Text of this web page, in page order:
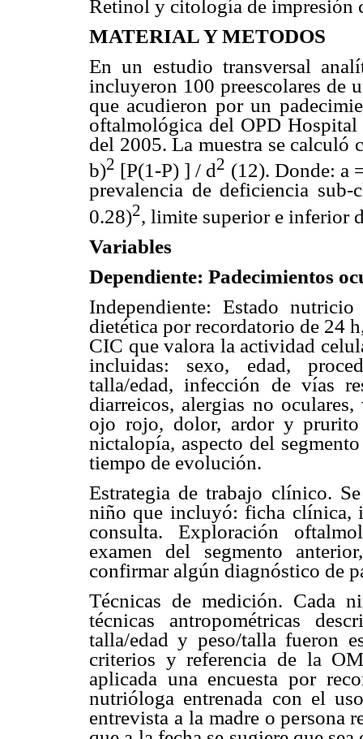
Retinol y citología de impresión
MATERIAL Y METODOS
En un estudio transversal
incluyeron 100 preescolares de
que acudieron por un
oftalmológica del OPD
del 2005. La muestra se
b)2 [P(1-P) ] / d2 (12). Donde: a
prevalencia de deficiencia
0.28)2, limite superior e inferior
Variables
Dependiente: Padecimientos
Independiente: Estado
dietética por recordatorio de 24
CIC que valora la actividad
incluidas: sexo, edad,
talla/edad, infección de vías
diarreicos, alergias no
ojo rojo, dolor, ardor y prurito
nictalopía, aspecto del
tiempo de evolución.
Estrategia de trabajo clínico.
niño que incluyó: ficha clínica,
consulta. Exploración
examen del segmento
confirmar algún diagnóstico de
Técnicas de medición. Cada
técnicas antropométricas
talla/edad y peso/talla fueron
criterios y referencia de la
aplicada una encuesta por
nutrióloga entrenada con el
entrevista a la madre o persona